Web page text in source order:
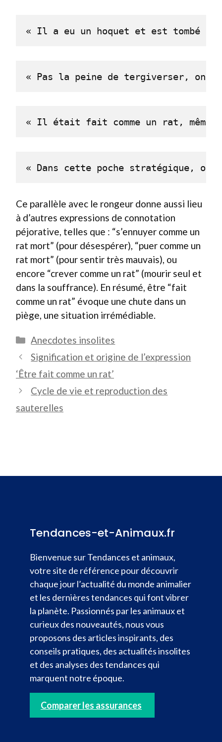
« Il a eu un hoquet et est tombé
« Pas la peine de tergiverser, on
« Il était fait comme un rat, même
« Dans cette poche stratégique,
Ce parallèle avec le rongeur donne aussi lieu
à d’autres expressions de connotation
péjorative, telles que : “s’ennuyer comme un
rat mort” (pour désespérer), “puer comme un
rat mort” (pour sentir très mauvais), ou
encore “crever comme un rat” (mourir seul et
dans la souffrance). En résumé, être “fait
comme un rat” évoque une chute dans un
piège, une situation irrémédiable.
Catégories
Anecdotes insolites
Signification et origine de l’expression
‘Être fait comme un rat’
Cycle de vie et reproduction des
sauterelles
Tendances-et-Animaux.fr
Bienvenue sur Tendances et animaux,
votre site de référence pour découvrir
chaque jour l’actualité du monde animalier
et les dernières tendances qui font vibrer
la planète. Passionnés par les animaux et
curieux des nouveautés, nous vous
proposons des articles inspirants, des
conseils pratiques, des actualités insolites
et des analyses des tendances qui
marquent notre époque.
Comparer les assurances